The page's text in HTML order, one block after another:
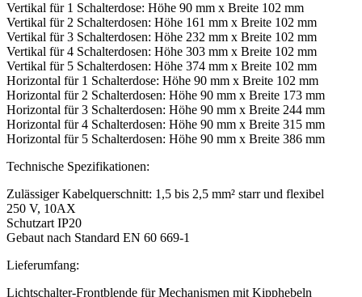
Vertikal für 1 Schalterdose: Höhe 90 mm x Breite 102 mm
Vertikal für 2 Schalterdosen: Höhe 161 mm x Breite 102 mm
Vertikal für 3 Schalterdosen: Höhe 232 mm x Breite 102 mm
Vertikal für 4 Schalterdosen: Höhe 303 mm x Breite 102 mm
Vertikal für 5 Schalterdosen: Höhe 374 mm x Breite 102 mm
Horizontal für 1 Schalterdose: Höhe 90 mm x Breite 102 mm
Horizontal für 2 Schalterdosen: Höhe 90 mm x Breite 173 mm
Horizontal für 3 Schalterdosen: Höhe 90 mm x Breite 244 mm
Horizontal für 4 Schalterdosen: Höhe 90 mm x Breite 315 mm
Horizontal für 5 Schalterdosen: Höhe 90 mm x Breite 386 mm
Technische Spezifikationen:
Zulässiger Kabelquerschnitt: 1,5 bis 2,5 mm² starr und flexibel
250 V, 10AX
Schutzart IP20
Gebaut nach Standard EN 60 669-1
Lieferumfang:
Lichtschalter-Frontblende für Mechanismen mit Kipphebeln